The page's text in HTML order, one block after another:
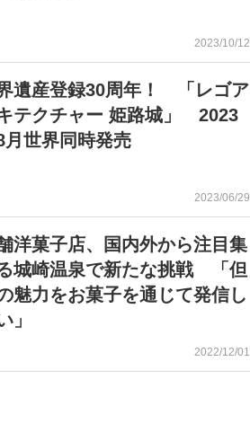
2023/10/12
遺産登録30周年！ 「レゴア
テクチャー 姫路城」 2023
月世界同時発売
2023/06/29
洋菓子店、国内外から注目集
城崎温泉で新たな挑戦 「但
魅力をお菓子を通じて発信し
」
2022/12/01